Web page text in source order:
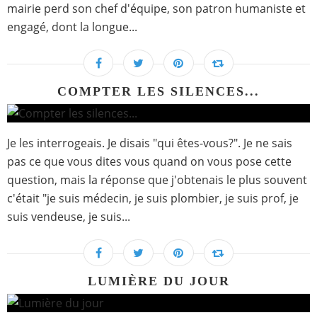
mairie perd son chef d'équipe, son patron humaniste et
engagé, dont la longue...
COMPTER LES SILENCES...
Je les interrogeais. Je disais "qui êtes-vous?". Je ne sais
pas ce que vous dites vous quand on vous pose cette
question, mais la réponse que j'obtenais le plus souvent
c'était "je suis médecin, je suis plombier, je suis prof, je
suis vendeuse, je suis...
LUMIÈRE DU JOUR